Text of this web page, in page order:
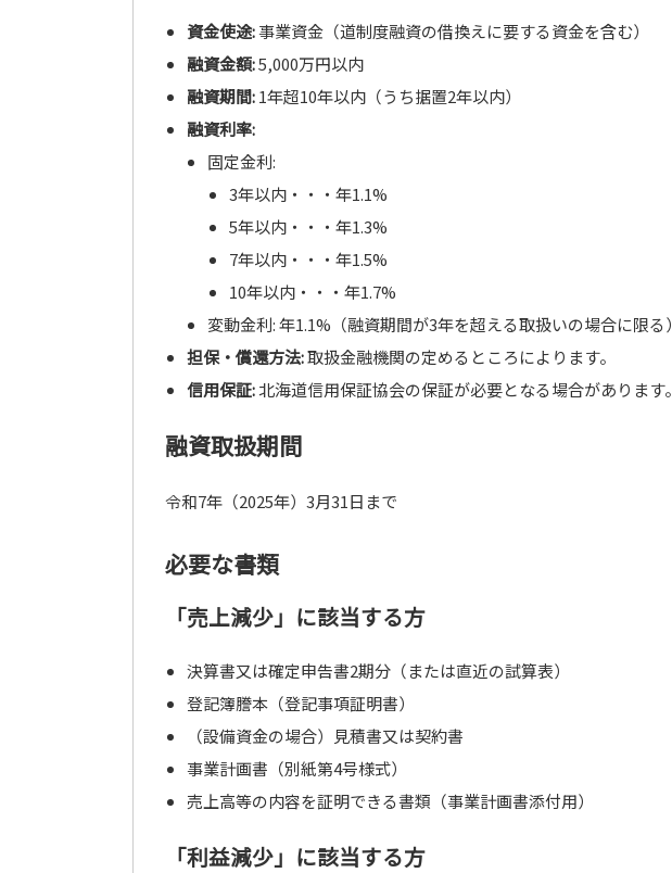
資金使途:事業資金（道制度融資の借換えに要する資金を含む）
融資金額:5,000万円以内
融資期間:1年超10年以内（うち据置2年以内）
融資利率:
固定金利:
3年以内・・・年1.1%
5年以内・・・年1.3%
7年以内・・・年1.5%
10年以内・・・年1.7%
変動金利: 年1.1%（融資期間が3年を超える取扱いの場合に限る）
担保・償還方法:取扱金融機関の定めるところによります。
信用保証:北海道信用保証協会の保証が必要となる場合があります。
融資取扱期間
令和7年（2025年）3月31日まで
必要な書類
「売上減少」に該当する方
決算書又は確定申告書2期分（または直近の試算表）
登記簿謄本（登記事項証明書）
（設備資金の場合）見積書又は契約書
事業計画書（別紙第4号様式）
売上高等の内容を証明できる書類（事業計画書添付用）
「利益減少」に該当する方